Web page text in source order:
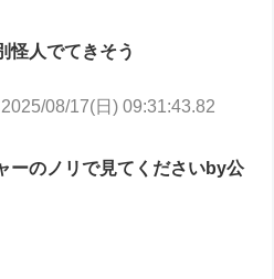
怪人でてきそう
2025/08/17(日) 09:31:43.82
ーのノリで見てくださいby公